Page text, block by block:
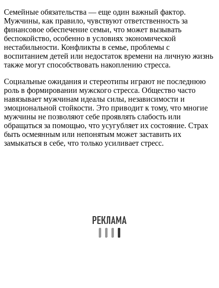
Семейные обязательства — еще один важный фактор.
Мужчины, как правило, чувствуют ответственность за
финансовое обеспечение семьи, что может вызывать
беспокойство, особенно в условиях экономической
нестабильности. Конфликты в семье, проблемы с
воспитанием детей или недостаток времени на личную жизнь
также могут способствовать накоплению стресса.
Социальные ожидания и стереотипы играют не последнюю
роль в формировании мужского стресса. Общество часто
навязывает мужчинам идеалы силы, независимости и
эмоциональной стойкости. Это приводит к тому, что многие
мужчины не позволяют себе проявлять слабость или
обращаться за помощью, что усугубляет их состояние. Страх
быть осмеянным или непонятым может заставить их
замыкаться в себе, что только усиливает стресс.